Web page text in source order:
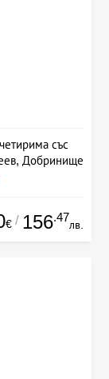
със
Добринище
€ / 156.47
лв.